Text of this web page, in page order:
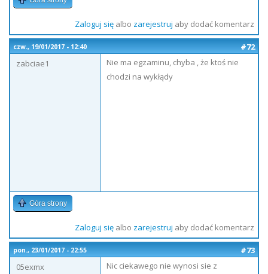
Zaloguj sięalbo zarejestruj aby dodać komentarz
czw., 19/01/2017 - 12:40
#72
zabciae1
Nie ma egzaminu, chyba , że ktoś nie
chodzi na wykłądy
Góra strony
Zaloguj sięalbo zarejestruj aby dodać komentarz
pon., 23/01/2017 - 22:55
#73
05exmx
Nic ciekawego nie wynosi sie z